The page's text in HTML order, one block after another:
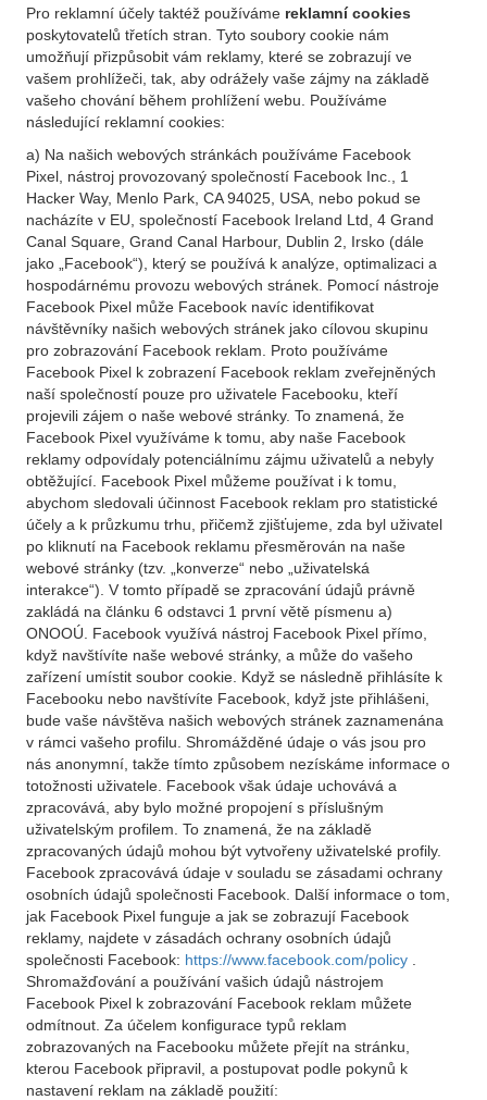
Pro reklamní účely taktéž používáme reklamní cookies
poskytovatelů třetích stran. Tyto soubory cookie nám
umožňují přizpůsobit vám reklamy, které se zobrazují ve
vašem prohlížeči, tak, aby odrážely vaše zájmy na základě
vašeho chování během prohlížení webu. Používáme
následující reklamní cookies:
a) Na našich webových stránkách používáme Facebook
Pixel, nástroj provozovaný společností Facebook Inc., 1
Hacker Way, Menlo Park, CA 94025, USA, nebo pokud se
nacházíte v EU, společností Facebook Ireland Ltd, 4 Grand
Canal Square, Grand Canal Harbour, Dublin 2, Irsko (dále
jako „Facebook“), který se používá k analýze, optimalizaci a
hospodárnému provozu webových stránek. Pomocí nástroje
Facebook Pixel může Facebook navíc identifikovat
návštěvníky našich webových stránek jako cílovou skupinu
pro zobrazování Facebook reklam. Proto používáme
Facebook Pixel k zobrazení Facebook reklam zveřejněných
naší společností pouze pro uživatele Facebooku, kteří
projevili zájem o naše webové stránky. To znamená, že
Facebook Pixel využíváme k tomu, aby naše Facebook
reklamy odpovídaly potenciálnímu zájmu uživatelů a nebyly
obtěžující. Facebook Pixel můžeme používat i k tomu,
abychom sledovali účinnost Facebook reklam pro statistické
účely a k průzkumu trhu, přičemž zjišťujeme, zda byl uživatel
po kliknutí na Facebook reklamu přesměrován na naše
webové stránky (tzv. „konverze“ nebo „uživatelská
interakce“). V tomto případě se zpracování údajů právně
zakládá na článku 6 odstavci 1 první větě písmenu a)
ONOOÚ. Facebook využívá nástroj Facebook Pixel přímo,
když navštívíte naše webové stránky, a může do vašeho
zařízení umístit soubor cookie. Když se následně přihlásíte k
Facebooku nebo navštívíte Facebook, když jste přihlášeni,
bude vaše návštěva našich webových stránek zaznamenána
v rámci vašeho profilu. Shromážděné údaje o vás jsou pro
nás anonymní, takže tímto způsobem nezískáme informace o
totožnosti uživatele. Facebook však údaje uchovává a
zpracovává, aby bylo možné propojení s příslušným
uživatelským profilem. To znamená, že na základě
zpracovaných údajů mohou být vytvořeny uživatelské profily.
Facebook zpracovává údaje v souladu se zásadami ochrany
osobních údajů společnosti Facebook. Další informace o tom,
jak Facebook Pixel funguje a jak se zobrazují Facebook
reklamy, najdete v zásadách ochrany osobních údajů
společnosti Facebook: https://www.facebook.com/policy
Shromažďování a používání vašich údajů nástrojem
Facebook Pixel k zobrazování Facebook reklam můžete
odmítnout. Za účelem konfigurace typů reklam
zobrazovaných na Facebooku můžete přejít na stránku,
kterou Facebook připravil, a postupovat podle pokynů k
nastavení reklam na základě použití: